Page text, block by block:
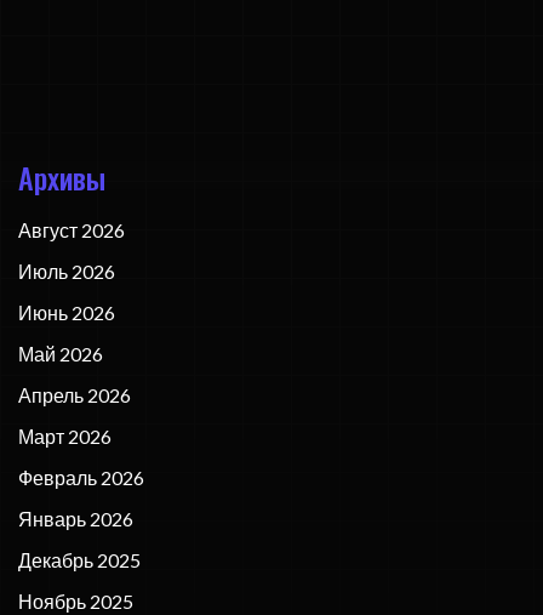
Архивы
Август 2026
Июль 2026
Июнь 2026
Май 2026
Апрель 2026
Март 2026
Февраль 2026
Январь 2026
Декабрь 2025
Ноябрь 2025